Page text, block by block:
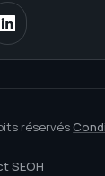
réservés
SEOH